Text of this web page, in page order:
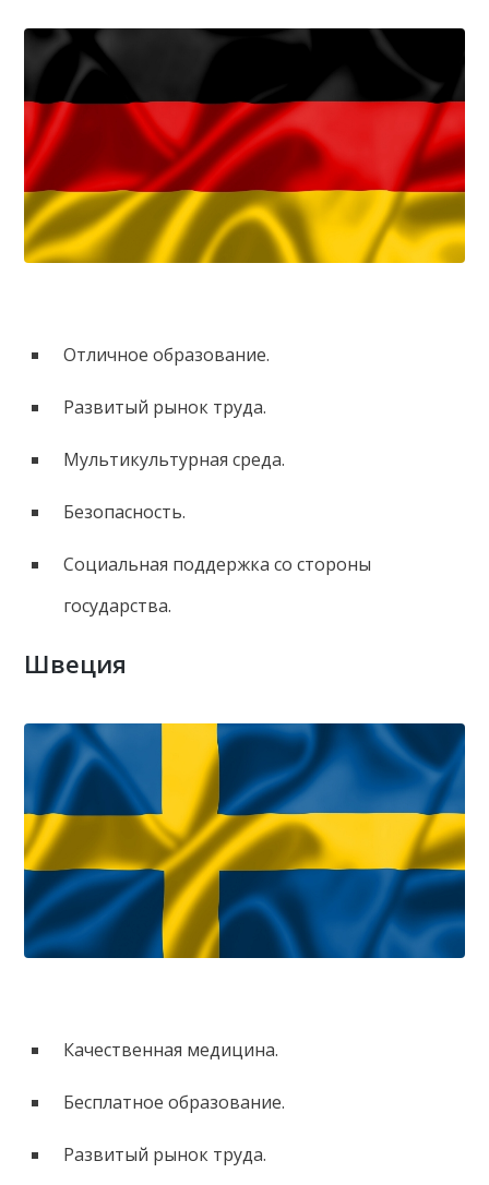
Отличное образование.
Развитый рынок труда.
Мультикультурная среда.
Безопасность.
Социальная поддержка со стороны
государства.
Швеция
Качественная медицина.
Бесплатное образование.
Развитый рынок труда.